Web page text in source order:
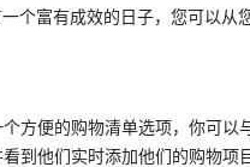
个富有成效的日子，您可以从
方便的购物清单选项，你可以
到他们实时添加他们的购物项目